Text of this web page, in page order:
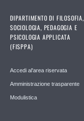
DIPARTIMENTO DI FILOSOFIA,
SOCIOLOGIA, PEDAGOGIA E
PSICOLOGIA APPLICATA
(FISPPA)
Accedi al'area riservata
Amministrazione trasparente
Modulistica